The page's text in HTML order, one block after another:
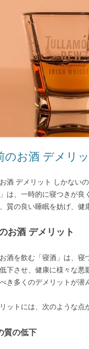
のお酒 デメリ
酒 デメリット しかない
」は、一時的に寝つきが
質の良い睡眠を妨げ、健
お酒 デメリット
酒を飲む「寝酒」は、寝
下させ、健康に様々な
き多くのデメリットが潜
ットには、次のような点
質の低下